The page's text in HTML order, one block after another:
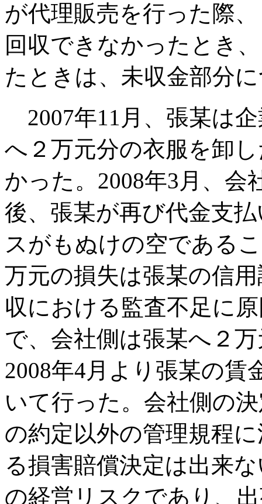
が代理販売を行った際
回収できなかったとき
たときは、未収金部分
2007年11月、張某は
へ２万元分の衣服を卸
かった。2008年3月、会
後、張某が再び代金支
スがもぬけの空である
万元の損失は張某の信
収における監査不足に
で、会社側は張某へ２
2008年4月より張某の賃
いて行った。会社側の
の約定以外の管理規程
る損害賠償決定は出来
の経営リスクであり、